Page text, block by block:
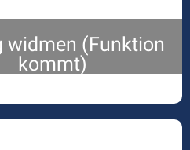
widmen (Funktion
kommt)